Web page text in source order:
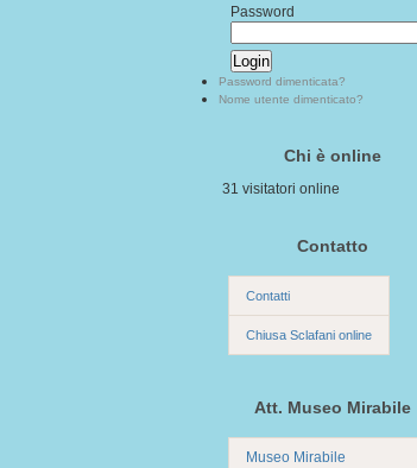
Password
Password dimenticata?
Nome utente dimenticato?
Chi è online
31 visitatori online
Contatto
Contatti
Chiusa Sclafani online
Att. Museo Mirabile
Museo Mirabile